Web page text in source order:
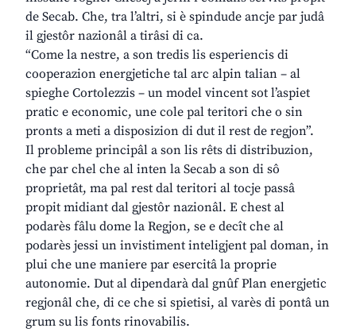
de Secab. Che, tra l’altri, si è spindude ancje par judâ
il gjestôr nazionâl a tirâsi di ca.
“Come la nestre, a son tredis lis esperiencis di
cooperazion energjetiche tal arc alpin talian – al
spieghe Cortolezzis – un model vincent sot l’aspiet
pratic e economic, une cole pal teritori che o sin
pronts a meti a disposizion di dut il rest de regjon”.
Il probleme principâl a son lis rêts di distribuzion,
che par chel che al inten la Secab a son di sô
proprietât, ma pal rest dal teritori al tocje passâ
propit midiant dal gjestôr nazionâl. E chest al
podarès fâlu dome la Regjon, se e decît che al
podarès jessi un invistiment inteligjent pal doman, in
plui che une maniere par esercitâ la proprie
autonomie. Dut al dipendarà dal gnûf Plan energjetic
regjonâl che, di ce che si spietisi, al varès di pontâ un
grum su lis fonts rinovabilis.